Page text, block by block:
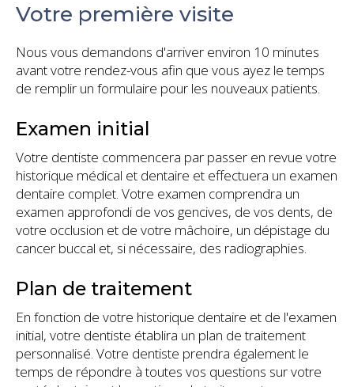
Votre première visite
Nous vous demandons d'arriver environ 10 minutes
avant votre rendez-vous afin que vous ayez le temps
de remplir un formulaire pour les nouveaux patients.
Examen initial
Votre dentiste commencera par passer en revue votre
historique médical et dentaire et effectuera un examen
dentaire complet. Votre examen comprendra un
examen approfondi de vos gencives, de vos dents, de
votre occlusion et de votre mâchoire, un dépistage du
cancer buccal et, si nécessaire, des radiographies.
Plan de traitement
En fonction de votre historique dentaire et de l'examen
initial, votre dentiste établira un plan de traitement
personnalisé. Votre dentiste prendra également le
temps de répondre à toutes vos questions sur votre